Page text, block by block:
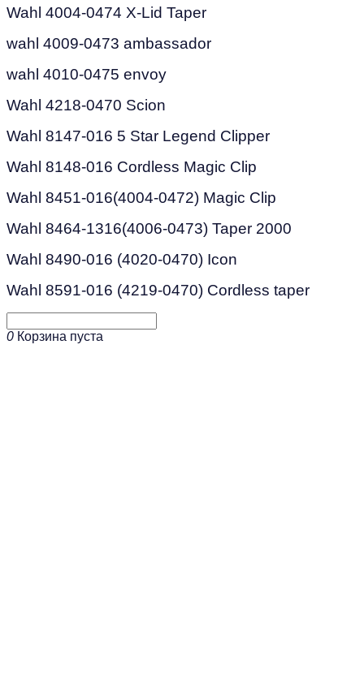
Wahl 4004-0474 Х-Lid Taper
wahl 4009-0473 ambassador
wahl 4010-0475 envoy
Wahl 4218-0470 Scion
Wahl 8147-016 5 Star Legend Clipper
Wahl 8148-016 Cordless Magic Clip
Wahl 8451-016(4004-0472) Magic Clip
Wahl 8464-1316(4006-0473) Taper 2000
Wahl 8490-016 (4020-0470) Icon
Wahl 8591-016 (4219-0470) Cordless taper
0 Корзина пуста